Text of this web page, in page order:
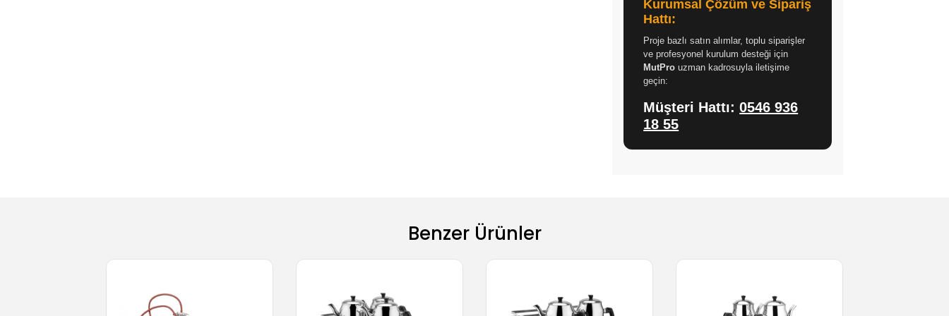
Kurumsal Çözüm ve Sipariş
Hattı:
Proje bazlı satın alımlar, toplu siparişler
ve profesyonel kurulum desteği için
MutPro uzman kadrosuyla iletişime
geçin:
Müşteri Hattı:0546 936
18 55
Benzer Ürünler